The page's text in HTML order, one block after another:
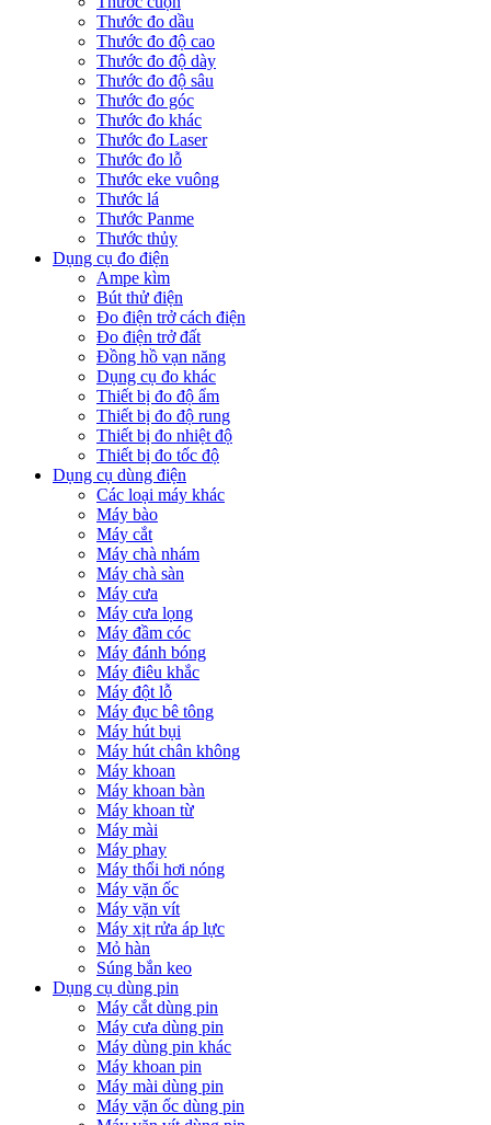
Thước đo dầu
Thước đo độ cao
Thước đo độ dày
Thước đo độ sâu
Thước đo góc
Thước đo khác
Thước đo Laser
Thước đo lỗ
Thước eke vuông
Thước lá
Thước Panme
Thước thủy
Dụng cụ đo điện
Ampe kìm
Bút thử điện
Đo điện trở cách điện
Đo điện trở đất
Đồng hồ vạn năng
Dụng cụ đo khác
Thiết bị đo độ ẩm
Thiết bị đo độ rung
Thiết bị đo nhiệt độ
Thiết bị đo tốc độ
Dụng cụ dùng điện
Các loại máy khác
Máy bào
Máy cắt
Máy chà nhám
Máy chà sàn
Máy cưa
Máy cưa lọng
Máy đầm cóc
Máy đánh bóng
Máy điêu khắc
Máy đột lỗ
Máy đục bê tông
Máy hút bụi
Máy hút chân không
Máy khoan
Máy khoan bàn
Máy khoan từ
Máy mài
Máy phay
Máy thổi hơi nóng
Máy vặn ốc
Máy vặn vít
Máy xịt rửa áp lực
Mỏ hàn
Súng bắn keo
Dụng cụ dùng pin
Máy cắt dùng pin
Máy cưa dùng pin
Máy dùng pin khác
Máy khoan pin
Máy mài dùng pin
Máy vặn ốc dùng pin